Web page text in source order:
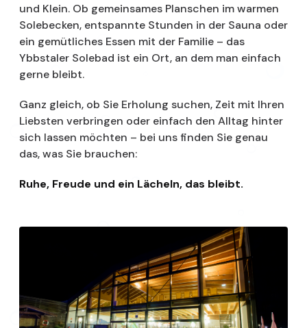
und Klein. Ob gemeinsames Planschen im warmen
Solebecken, entspannte Stunden in der Sauna oder
ein gemütliches Essen mit der Familie – das
Ybbstaler Solebad ist ein Ort, an dem man einfach
gerne bleibt.
Ganz gleich, ob Sie Erholung suchen, Zeit mit Ihren
Liebsten verbringen oder einfach den Alltag hinter
sich lassen möchten – bei uns finden Sie genau
das, was Sie brauchen:
Ruhe, Freude und ein Lächeln, das bleibt.